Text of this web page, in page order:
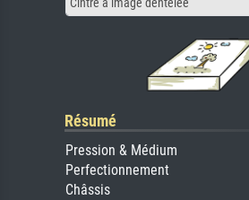
Résumé
Pression & Médium
Perfectionnement
Châssis